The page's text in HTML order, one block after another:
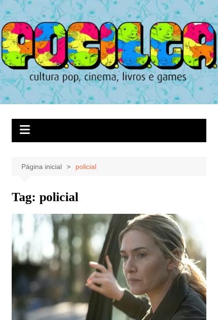
Ir
para
o
conteúdo
Página inicial policial
Tag: policial